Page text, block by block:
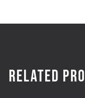
Related